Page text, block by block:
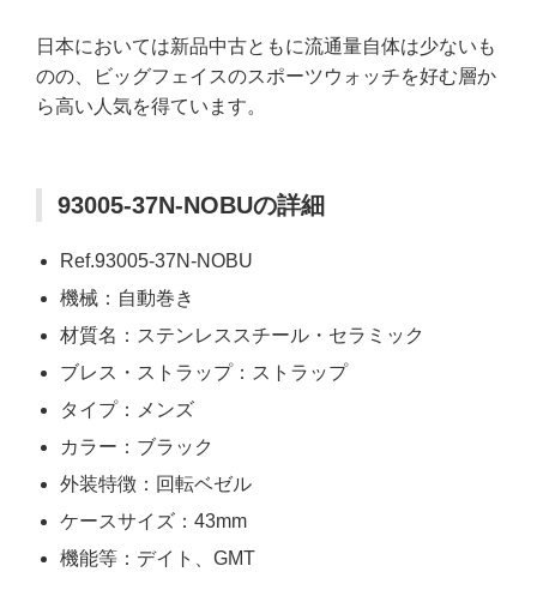
日本においては新品中古ともに流通量自体は少ないも
のの、ビッグフェイスのスポーツウォッチを好む層か
ら高い人気を得ています。
93005-37N-NOBUの詳細
Ref.93005-37N-NOBU
機械：自動巻き
材質名：ステンレススチール・セラミック
ブレス・ストラップ：ストラップ
タイプ：メンズ
カラー：ブラック
外装特徴：回転ベゼル
ケースサイズ：43mm
機能等：デイト、GMT